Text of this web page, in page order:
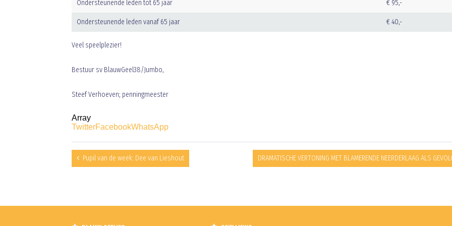
Ondersteunende leden tot 65 jaar € 95,-
Ondersteunende leden vanaf 65 jaar € 40,-
Veel speelplezier!
Bestuur sv BlauwGeel38/Jumbo,
Steef Verhoeven; penningmeester
Array
TwitterFacebookWhatsApp
Pupil van de week: Dee van Lieshout DRAMATISCHE VERTONING MET BLAMERENDE NEERDERLAAG ALS